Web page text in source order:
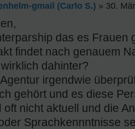
gmail (Carlo S.) » 30.
das es Frauen
findet nach genauem
dahinter?
irgendwie
gehört und es diese
oft nicht aktuell und die
Sprachkennntnisse